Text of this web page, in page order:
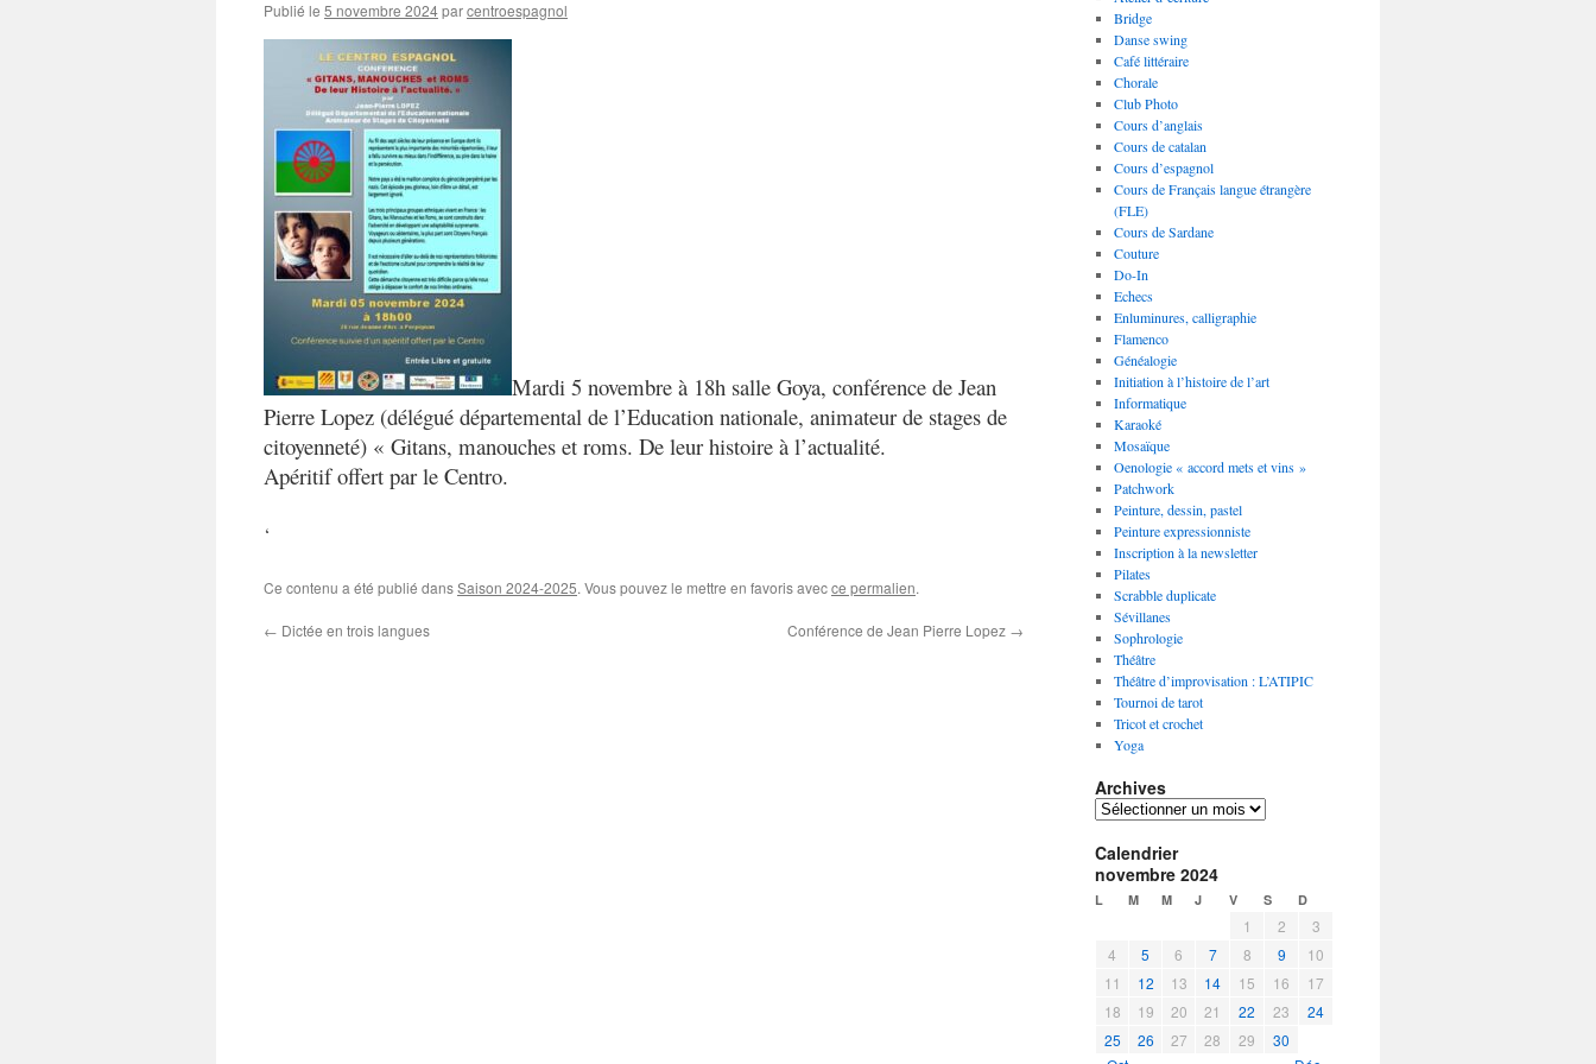
Publié le 5 novembre 2024parcentroespagnol
Mardi 5 novembre à 18h salle Goya, conférence de Jean
Pierre Lopez (délégué départemental de l’Education nationale, animateur de stages de
citoyenneté) « Gitans, manouches et roms. De leur histoire à l’actualité.
Apéritif offert par le Centro.
‘
Ce contenu a été publié dansSaison 2024-2025. Vous pouvez le mettre en favoris avecce permalien.
← Dictée en trois langues Conférence de Jean Pierre Lopez →
Bridge
Danse swing
Café littéraire
Chorale
Club Photo
Cours d’anglais
Cours de catalan
Cours d’espagnol
Cours de Français langue étrangère
(FLE)
Cours de Sardane
Couture
Do-In
Echecs
Enluminures, calligraphie
Flamenco
Généalogie
Initiation à l’histoire de l’art
Informatique
Karaoké
Mosaïque
Oenologie « accord mets et vins »
Patchwork
Peinture, dessin, pastel
Peinture expressionniste
Inscription à la newsletter
Pilates
Scrabble duplicate
Sévillanes
Sophrologie
Théâtre
Théâtre d’improvisation : L’ATIPIC
Tournoi de tarot
Tricot et crochet
Yoga
Archives
A
c
h
i
Calendrier
novembre 2024
L M M J V S D
1 2
3
4
5 6 7 8 9
10
11
12 13 14 15 16
17
18
19 20 21 22 23
24
25
26 27 28 29
30